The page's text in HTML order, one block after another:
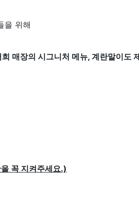
을 위해
매장의 시그니처 메뉴, 계란말이도
꼭 지켜주세요.)